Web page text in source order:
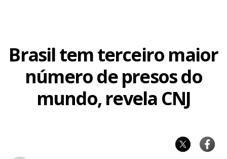
Brasil tem terceiro maior
número de presos do
mundo, revela CNJ